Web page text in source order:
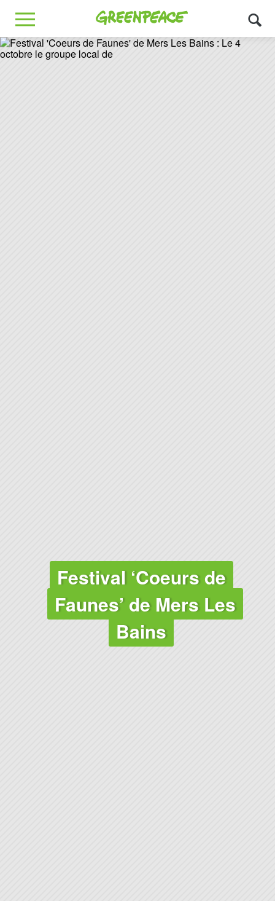
Greenpeace
MENU
Festival ‘Coeurs de
Faunes’ de Mers Les
Bains